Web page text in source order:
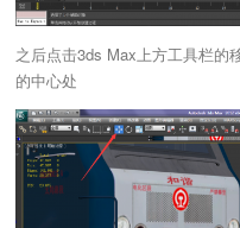
之后点击3ds Max上方工具栏的
的中心处